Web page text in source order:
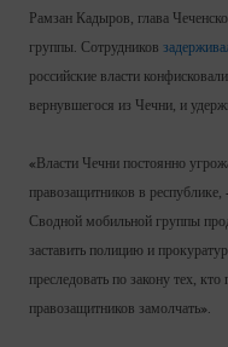
Рамзан Кадыров, глава
группы. Сотрудников
российские власти
вернувшегося из Чечни, и
«Власти Чечни постоянно
правозащитников в
Сводной мобильной группы
заставить полицию и
преследовать по закону тех, кто
правозащитников замолчать».